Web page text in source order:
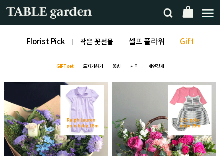
FIorist Pick 작은 꽃선물 셀프 플라워 Gift
GIFT set 도자기화기 꽃병 케익 개인결제